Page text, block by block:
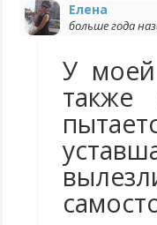
Елена
больше года
У